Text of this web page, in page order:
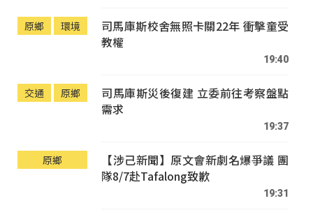
原鄉 環境
司馬庫斯校舍無照卡關22年 衝擊童受
教權
19:40
交通 原鄉
司馬庫斯災後復建 立委前往考察盤點
需求
19:37
原鄉
【涉己新聞】原文會新劇名爆爭議 團
隊8/7赴Tafalong致歉
19:31